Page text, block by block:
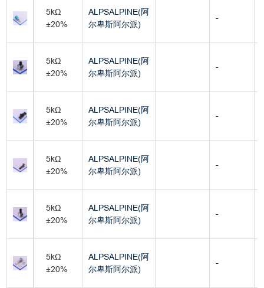
5kΩ
±20%
ALPSALPINE(阿
尔卑斯阿尔派)
-
5kΩ
±20%
ALPSALPINE(阿
尔卑斯阿尔派)
-
5kΩ
±20%
ALPSALPINE(阿
尔卑斯阿尔派)
-
5kΩ
±20%
ALPSALPINE(阿
尔卑斯阿尔派)
-
5kΩ
±20%
ALPSALPINE(阿
尔卑斯阿尔派)
-
5kΩ
±20%
ALPSALPINE(阿
尔卑斯阿尔派)
-